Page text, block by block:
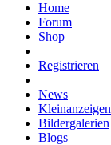
Home
Forum
Shop
Registrieren
News
Kleinanzeigen
Bildergalerien
Blogs